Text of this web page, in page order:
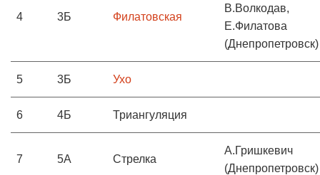
4 3Б Филатовская
В.Волкодав,
Е.Филатова
(Днепропетровск)
5 3Б Ухо
6 4Б Триангуляция
7 5А Стрелка
А.Гришкевич
(Днепропетровск)